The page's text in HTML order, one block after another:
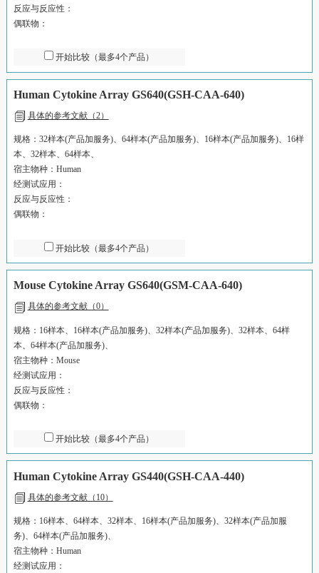
反应与反应性：
偶联物：
开始比较（最多4个产品）
Human Cytokine Array GS640(GSH-CAA-640)
具体的参考文献（2）
规格：32样本(产品加服务)、64样本(产品加服务)、16样本(产品加服务)、16样
本、32样本、64样本、
宿主物种：Human
经测试应用：
反应与反应性：
偶联物：
开始比较（最多4个产品）
Mouse Cytokine Array GS640(GSM-CAA-640)
具体的参考文献（0）
规格：16样本、16样本(产品加服务)、32样本(产品加服务)、32样本、64样
本、64样本(产品加服务)、
宿主物种：Mouse
经测试应用：
反应与反应性：
偶联物：
开始比较（最多4个产品）
Human Cytokine Array GS440(GSH-CAA-440)
具体的参考文献（10）
规格：16样本、64样本、32样本、16样本(产品加服务)、32样本(产品加服
务)、64样本(产品加服务)、
宿主物种：Human
经测试应用：